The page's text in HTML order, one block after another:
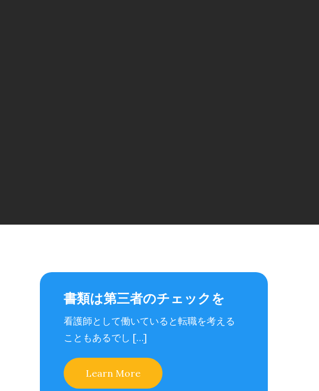
書類は第三者のチェックを
看護師として働いていると転職を考える
こともあるでし […]
Learn More